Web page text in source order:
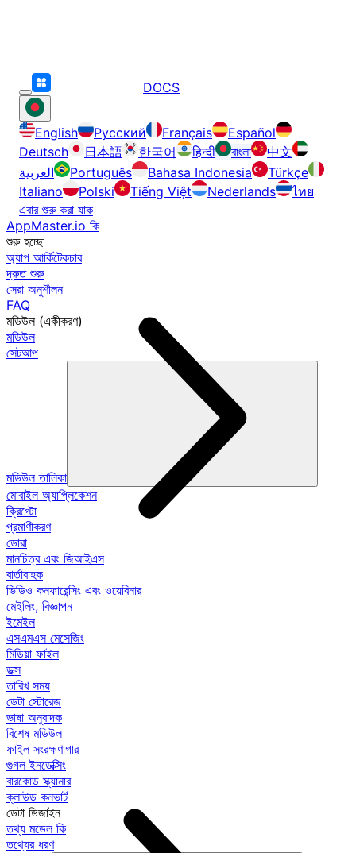
DOCS
English Русский Français
Español
Deutsch
日本語 한국어 हिन्दी বাংলা
中文
العربية
Português Bahasa Indonesia
Türkçe
Italiano
Polski Tiếng Việt Nederlands
ไทย
এবার শুরু করা যাক
AppMaster.io কি
শুরু হচ্ছে
অ্যাপ আর্কিটেকচার
দ্রুত শুরু
সেরা অনুশীলন
FAQ
মডিউল (একীকরণ)
মডিউল
সেটআপ
মডিউল তালিকা
মোবাইল অ্যাপ্লিকেশন
ক্রিপ্টো
প্রমাণীকরণ
ডোরা
মানচিত্র এবং জিআইএস
বার্তাবাহক
ভিডিও কনফারেন্সিং এবং ওয়েবিনার
মেইলিং, বিজ্ঞাপন
ইমেইল
এসএমএস মেসেজিং
মিডিয়া ফাইল
ডক্স
তারিখ সময়
ডেটা স্টোরেজ
ভাষা অনুবাদক
বিশেষ মডিউল
ফাইল সংরক্ষণাগার
গুগল ইনডেক্সিং
বারকোড স্ক্যানার
ক্লাউড কনভার্ট
ডেটা ডিজাইন
তথ্য মডেল কি
তথ্যের ধরণ